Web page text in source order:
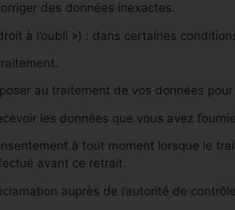
des données inexactes.
à l’oubli ») : dans certaines
au traitement de vos données
les données que vous avez
à tout moment lorsque le
avant ce retrait.
auprès de l’autorité de